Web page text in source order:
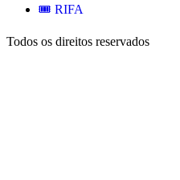
🎟️ RIFA
Todos os direitos reservados